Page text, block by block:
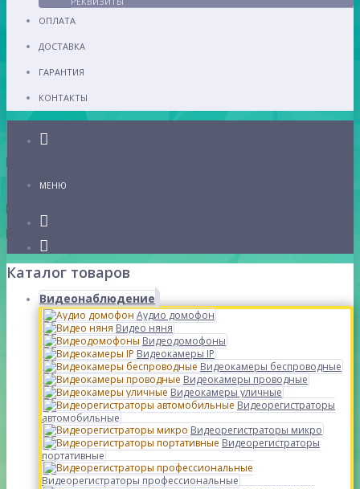
ОПЛАТА
ДОСТАВКА
ГАРАНТИЯ
КОНТАКТЫ
МЕНЮ
Каталог товаров
Видеонаблюдение
Аудио домофон
Видео няня
Видеодомофоны
Видеокамеры IP
Видеокамеры беспроводные
Видеокамеры проводные
Видеокамеры уличные
Видеорегистраторы
автомобильные
Видеорегистраторы микро
Видеорегистраторы
портативные
Видеорегистраторы профессиональные